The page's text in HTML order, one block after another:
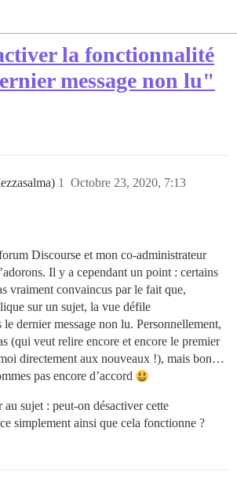
la fonctionnalité
message non lu"
Octobre 23, 2020, 7:13
1
Discourse et mon co-administrateur
Il y a cependant un point : certains
vraiment convaincus par le fait que,
sur un sujet, la vue défile
dernier message non lu. Personnellement,
(qui veut relire encore et encore le premier
directement aux nouveaux !), mais bon…
pas encore d’accord
sujet : peut-on désactiver cette
simplement ainsi que cela fonctionne ?